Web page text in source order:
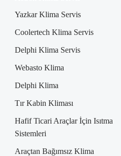
Yazkar Klima Servis
Coolertech Klima Servis
Delphi Klima Servis
Webasto Klima
Delphi Klima
Tır Kabin Kliması
Hafif Ticari Araçlar İçin Isıtma
Sistemleri
Araçtan Bağımsız Klima